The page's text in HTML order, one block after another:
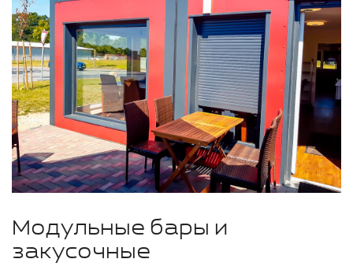
Модульные бары и
закусочные